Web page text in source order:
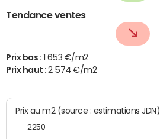
Tendance ventes
Prix bas : 1 653 €/m2
Prix haut :2 574 €/m2
Prix au m2 (source : estimations JDN)
2250